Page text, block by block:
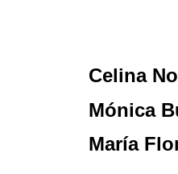
Celina
Mónica
María